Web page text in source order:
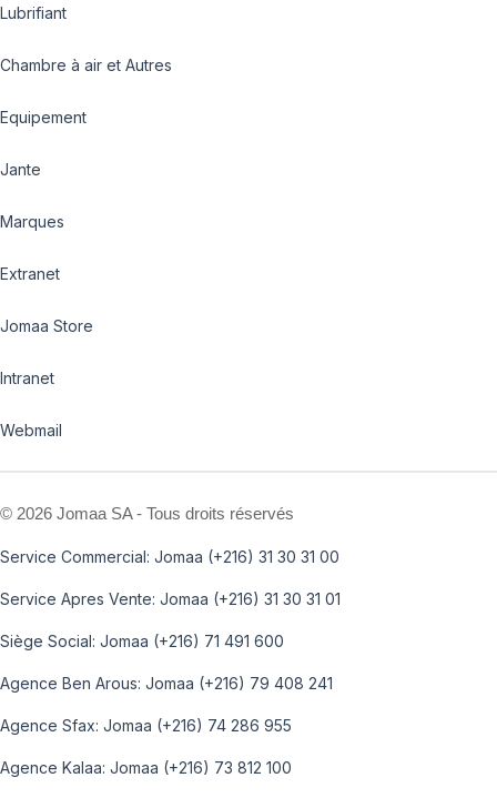
Lubrifiant
Chambre à air et Autres
Equipement
Jante
Marques
Extranet
Jomaa Store
Intranet
Webmail
© 2026 Jomaa SA - Tous droits réservés
Service Commercial: Jomaa (+216) 31 30 31 00
Service Apres Vente: Jomaa (+216) 31 30 31 01
Siège Social: Jomaa (+216) 71 491 600
Agence Ben Arous: Jomaa (+216) 79 408 241
Agence Sfax: Jomaa (+216) 74 286 955
Agence Kalaa: Jomaa (+216) 73 812 100